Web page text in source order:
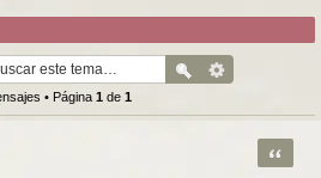
• Página 1 de 1
Citar